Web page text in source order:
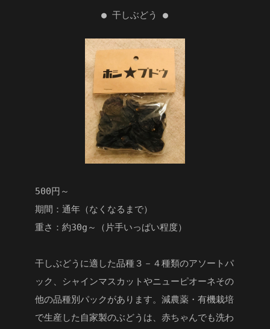
● 干しぶどう ●
500円～
期間：通年（なくなるまで）
重さ：約30g～（片手いっぱい程度）
干しぶどうに適した品種３－４種類のアソートパ
ック、シャインマスカットやニューピオーネその
他の品種別パックがあります。減農薬・有機栽培
で生産した自家製のぶどうは、赤ちゃんでも洗わ